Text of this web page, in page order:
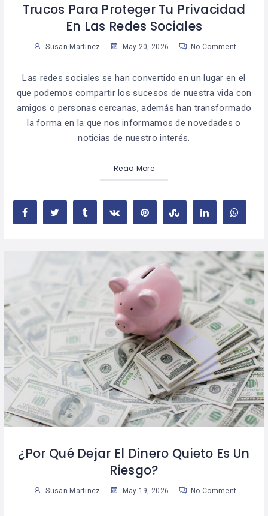
Trucos Para Proteger Tu Privacidad
En Las Redes Sociales
Susan Martinez May 20, 2026 No Comment
Las redes sociales se han convertido en un lugar en el
que podemos compartir los sucesos de nuestra vida con
amigos o personas cercanas, además han transformado
la forma en la que nos informamos de novedades o
noticias de nuestro interés.
Read More
¿Por Qué Dejar El Dinero Quieto Es Un
Riesgo?
Susan Martinez May 19, 2026 No Comment